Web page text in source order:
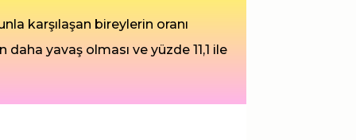
karşılaşan bireylerin oranı
yavaş olması ve yüzde 11,1 ile